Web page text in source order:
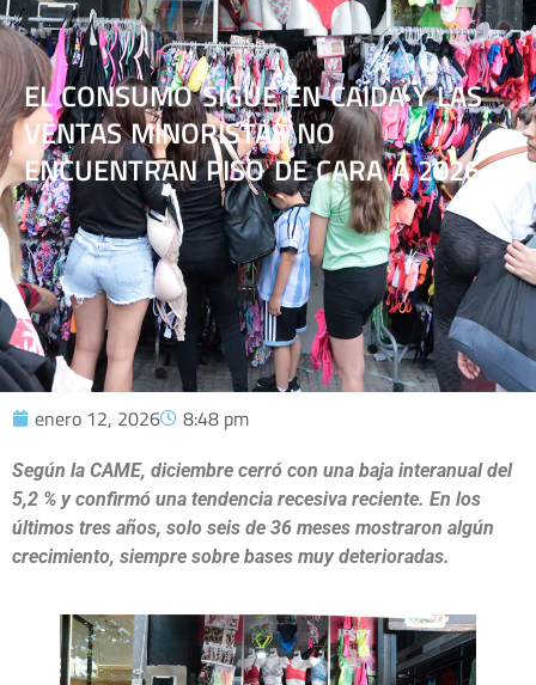
EL CONSUMO SIGUE EN CAÍDA Y LAS
VENTAS MINORISTAS NO
ENCUENTRAN PISO DE CARA A 2026
enero 12, 2026 8:48 pm
Según la CAME, diciembre cerró con una baja interanual del
5,2 % y confirmó una tendencia recesiva reciente. En los
últimos tres años, solo seis de 36 meses mostraron algún
crecimiento, siempre sobre bases muy deterioradas.